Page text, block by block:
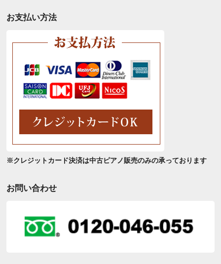
カ
イ
お支払い方法
※クレジットカード決済は中古ピアノ販売のみの承っております
お問い合わせ